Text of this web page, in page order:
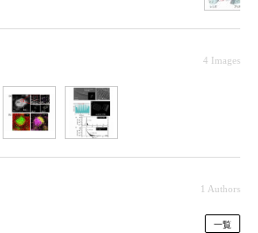
4 Images
1 Authors
一覧